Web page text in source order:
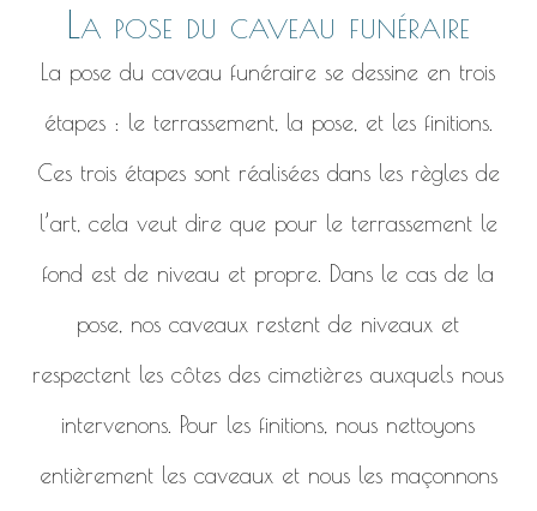
La pose du caveau funéraire
La pose du caveau funéraire se dessine en trois
étapes : le terrassement, la pose, et les finitions.
Ces trois étapes sont réalisées dans les règles de
l’art, cela veut dire que pour le terrassement le
fond est de niveau et propre. Dans le cas de la
pose, nos caveaux restent de niveaux et
respectent les côtes des cimetières auxquels nous
intervenons. Pour les finitions, nous nettoyons
entièrement les caveaux et nous les maçonnons